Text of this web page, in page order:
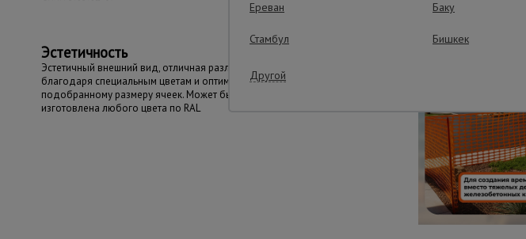
Эстетичность
Эстетичный внешний вид, отличная различимость
благодаря специальным цветам и оптимально
подобранному размеру ячеек. Может быть
изготовлена любого цвета по RAL
Ереван Баку
Стамбул Бишкек
Другой